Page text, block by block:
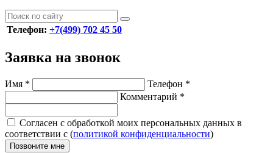
Телефон: +7(499) 702 45 50
Заявка на звонок
Имя * Телефон *
Комментарий *
Согласен с обработкой моих персональных данных в
соответствии с (политикой конфиденциальности)
Позвоните мне